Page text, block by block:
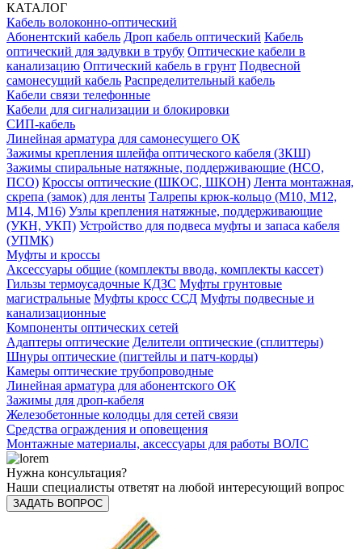
КАТАЛОГ
Кабель волоконно-оптический
Абонентский кабель Дроп кабель оптический Кабель
оптический для задувки в трубу Оптические кабели в
канализацию Оптический кабель в грунт Подвесной
самонесущий кабель Распределительный кабель
Кабели связи телефонные
Кабели для сигнализации и блокировки
СИП-кабель
Линейная арматура для самонесущего ОК
Зажимы крепления шлейфа оптического кабеля (ЗКШ)
Зажимы спиральные натяжные, поддерживающие (НСО,
ПСО) Кроссы оптические (ШКОС, ШКОН) Лента монтажная,
скрепа (замок) для ленты Талрепы крюк-кольцо (М10, М12,
М14, М16) Узлы крепления натяжные, поддерживающие
(УКН, УКП) Устройство для подвеса муфты и запаса кабеля
(УПМК)
Муфты и кроссы
Аксессуары общие (комплекты ввода, комплекты кассет)
Гильзы термоусадочные КДЗС Муфты грунтовые
магистральные Муфты кросс ССД Муфты подвесные и
канализационные
Компоненты оптических сетей
Адаптеры оптические Делители оптические (сплиттеры)
Шнуры оптические (пигтейлы и патч-корды)
Камеры оптические трубопроводные
Линейная арматура для абонентского ОК
Зажимы для дроп-кабеля
Железобетонные колодцы для сетей связи
Средства ограждения и оповещения
Монтажные материалы, аксессуары для работы ВОЛС
Нужна консультация?
Наши специалисты ответят на любой интересующий вопрос
ЗАДАТЬ ВОПРОС